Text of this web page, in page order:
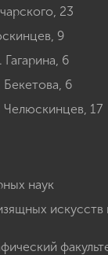
23
9
6
6
17
наук